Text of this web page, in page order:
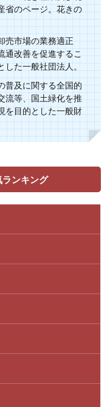
省のページ。花きの
売市場の業務適正
通改善を促進するこ
した一般社団法人。
普及に関する全国的
流等、国土緑化を推
を目的とした一般財
ンキング